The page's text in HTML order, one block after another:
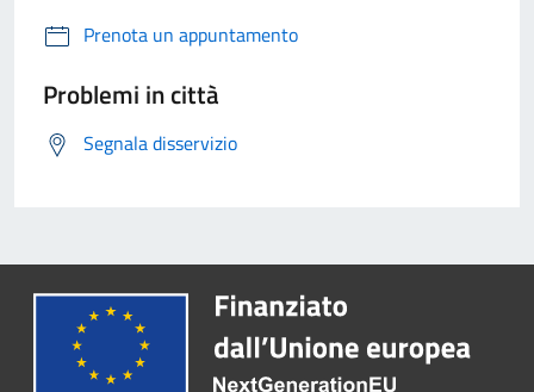
Prenota un appuntamento
Problemi in città
Segnala disservizio